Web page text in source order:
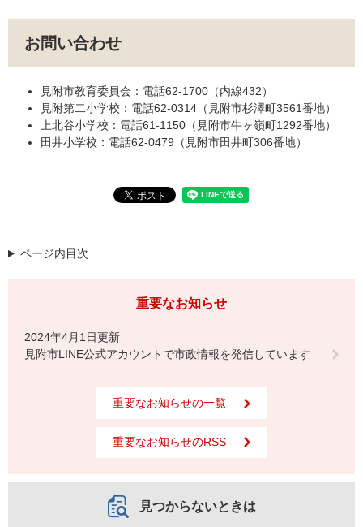
お問い合わせ
見附市教育委員会：電話62-1700（内線432）
見附第二小学校：電話62-0314（見附市杉澤町3561番地）
上北谷小学校：電話61-1150（見附市牛ヶ嶺町1292番地）
田井小学校：電話62-0479（見附市田井町306番地）
ページ内目次
重要なお知らせ
2024年4月1日更新
見附市LINE公式アカウントで市政情報を発信しています
重要なお知らせの一覧
重要なお知らせのRSS
見つからないときは